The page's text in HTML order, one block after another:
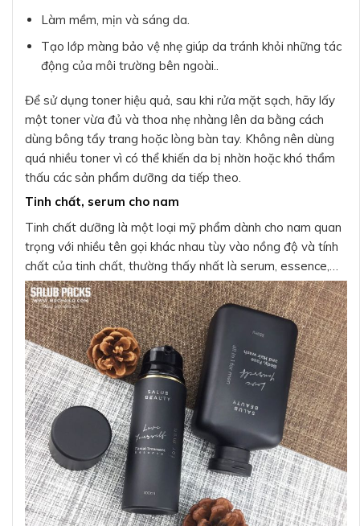
Làm mềm, mịn và sáng da.
Tạo lớp màng bảo vệ nhẹ giúp da tránh khỏi những tác
động của môi trường bên ngoài..
Để sử dụng toner hiệu quả, sau khi rửa mặt sạch, hãy lấy
một toner vừa đủ và thoa nhẹ nhàng lên da bằng cách
dùng bông tẩy trang hoặc lòng bàn tay. Không nên dùng
quá nhiều toner vì có thể khiến da bị nhờn hoặc khó thẩm
thấu các sản phẩm dưỡng da tiếp theo.
Tinh chất, serum cho nam
Tinh chất dưỡng là một loại mỹ phẩm dành cho nam quan
trọng với nhiều tên gọi khác nhau tùy vào nồng độ và tính
chất của tinh chất, thường thấy nhất là serum, essence,…